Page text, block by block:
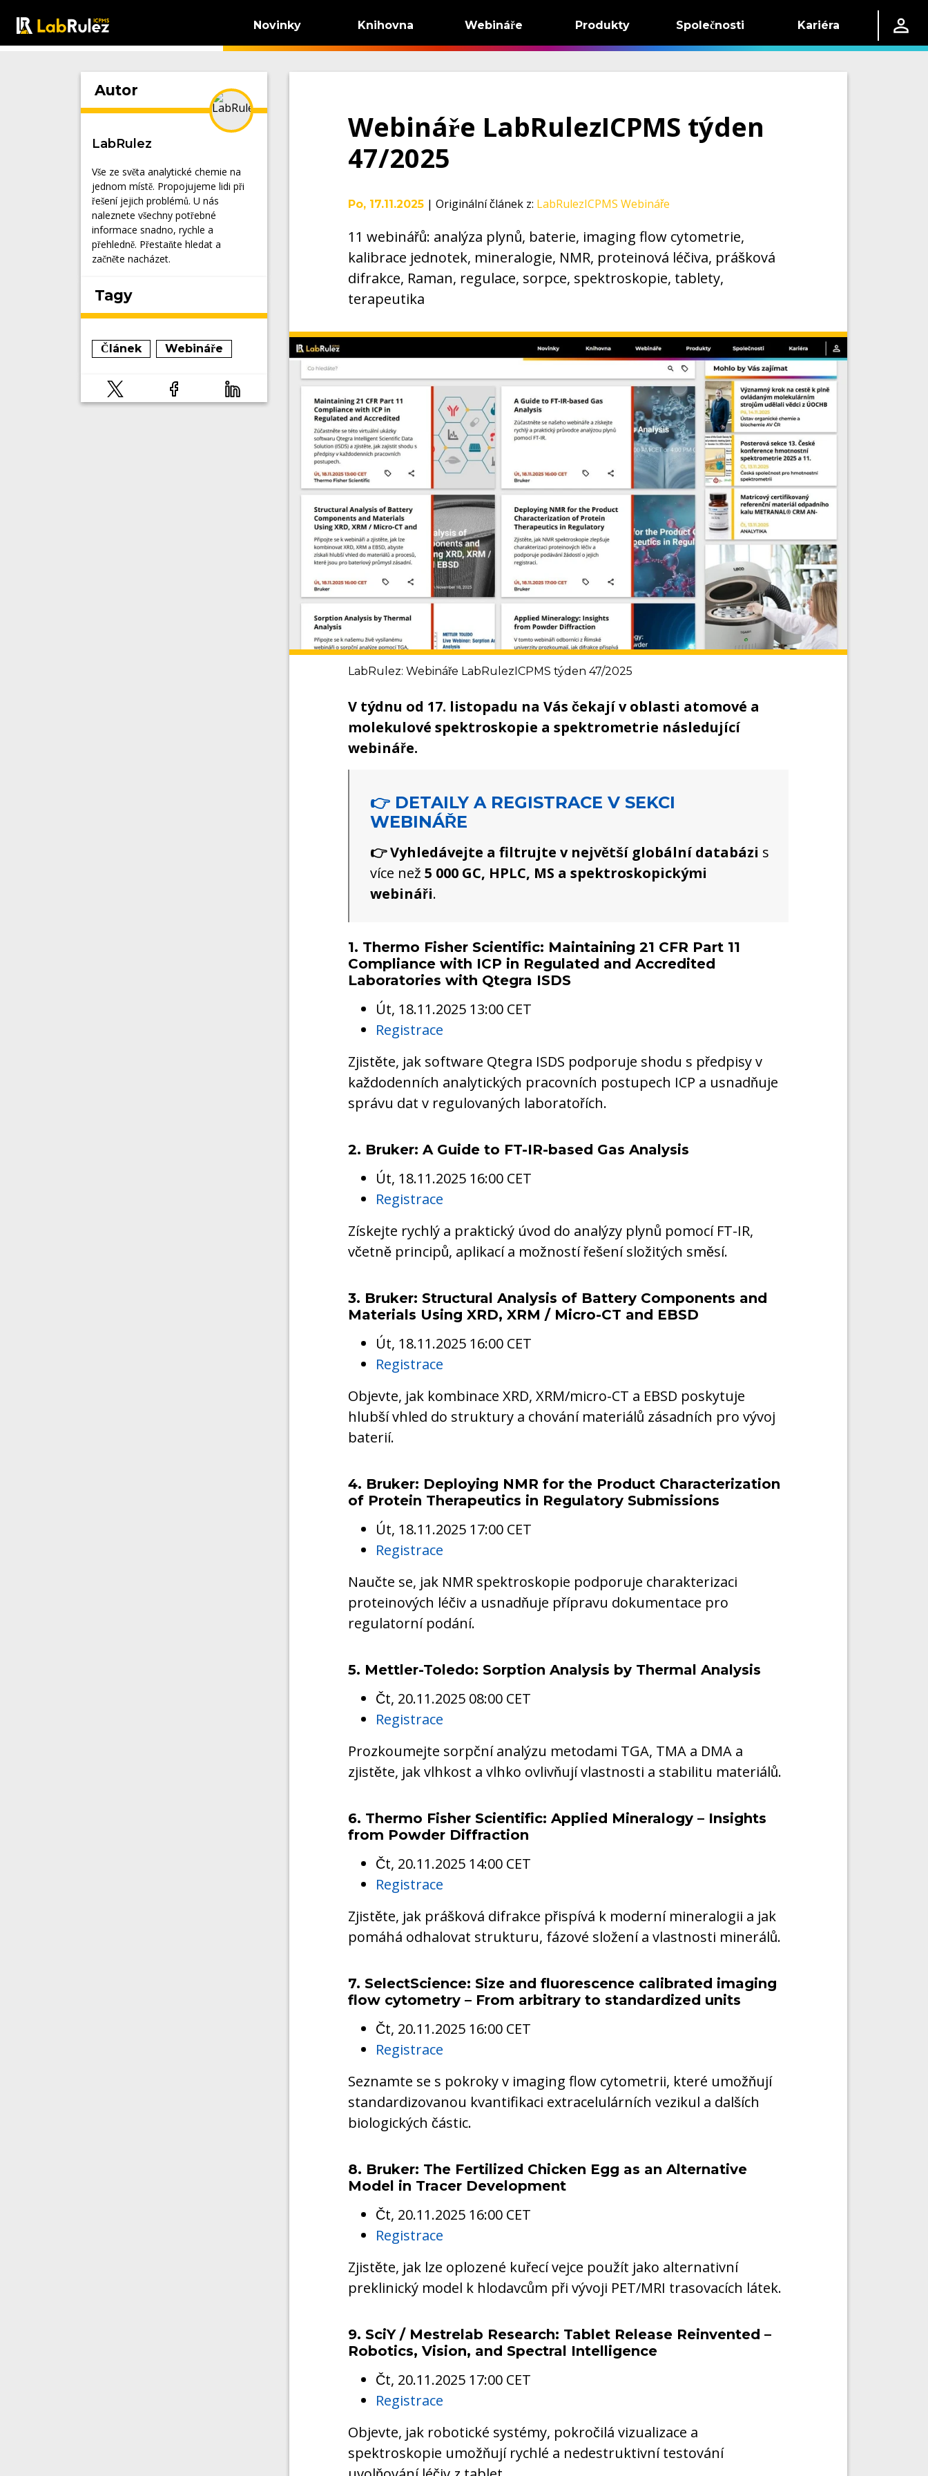
Novinky Knihovna Webináře Produkty Společnosti Kariéra
Autor
LabRulez
Vše ze světa analytické chemie na
jednom místě. Propojujeme lidi při
řešení jejich problémů. U nás
naleznete všechny potřebné
informace snadno, rychle a
přehledně. Přestaňte hledat a
začněte nacházet.
Tagy
Článek Webináře
Webináře LabRulezICPMS týden
47/2025
Po, 17.11.2025 | Originální článek z: LabRulezICPMS Webináře
11 webinářů: analýza plynů, baterie, imaging flow cytometrie,
kalibrace jednotek, mineralogie, NMR, proteinová léčiva, prášková
difrakce, Raman, regulace, sorpce, spektroskopie, tablety,
terapeutika
LabRulez: Webináře LabRulezICPMS týden 47/2025
V týdnu od 17. listopadu na Vás čekají v oblasti atomové a
molekulové spektroskopie a spektrometrie následující
webináře.
👉 DETAILY A REGISTRACE V SEKCI
WEBINÁŘE
👉 Vyhledávejte a filtrujte v největší globální databázi s
více než 5 000 GC, HPLC, MS a spektroskopickými
webináři.
1. Thermo Fisher Scientific: Maintaining 21 CFR Part 11
Compliance with ICP in Regulated and Accredited
Laboratories with Qtegra ISDS
Út, 18.11.2025 13:00 CET
Registrace
Zjistěte, jak software Qtegra ISDS podporuje shodu s předpisy v
každodenních analytických pracovních postupech ICP a usnadňuje
správu dat v regulovaných laboratořích.
2. Bruker: A Guide to FT-IR-based Gas Analysis
Út, 18.11.2025 16:00 CET
Registrace
Získejte rychlý a praktický úvod do analýzy plynů pomocí FT-IR,
včetně principů, aplikací a možností řešení složitých směsí.
3. Bruker: Structural Analysis of Battery Components and
Materials Using XRD, XRM / Micro-CT and EBSD
Út, 18.11.2025 16:00 CET
Registrace
Objevte, jak kombinace XRD, XRM/micro-CT a EBSD poskytuje
hlubší vhled do struktury a chování materiálů zásadních pro vývoj
baterií.
4. Bruker: Deploying NMR for the Product Characterization
of Protein Therapeutics in Regulatory Submissions
Út, 18.11.2025 17:00 CET
Registrace
Naučte se, jak NMR spektroskopie podporuje charakterizaci
proteinových léčiv a usnadňuje přípravu dokumentace pro
regulatorní podání.
5. Mettler-Toledo: Sorption Analysis by Thermal Analysis
Čt, 20.11.2025 08:00 CET
Registrace
Prozkoumejte sorpční analýzu metodami TGA, TMA a DMA a
zjistěte, jak vlhkost a vlhko ovlivňují vlastnosti a stabilitu materiálů.
6. Thermo Fisher Scientific: Applied Mineralogy – Insights
from Powder Diffraction
Čt, 20.11.2025 14:00 CET
Registrace
Zjistěte, jak prášková difrakce přispívá k moderní mineralogii a jak
pomáhá odhalovat strukturu, fázové složení a vlastnosti minerálů.
7. SelectScience: Size and fluorescence calibrated imaging
flow cytometry – From arbitrary to standardized units
Čt, 20.11.2025 16:00 CET
Registrace
Seznamte se s pokroky v imaging flow cytometrii, které umožňují
standardizovanou kvantifikaci extracelulárních vezikul a dalších
biologických částic.
8. Bruker: The Fertilized Chicken Egg as an Alternative
Model in Tracer Development
Čt, 20.11.2025 16:00 CET
Registrace
Zjistěte, jak lze oplozené kuřecí vejce použít jako alternativní
preklinický model k hlodavcům při vývoji PET/MRI trasovacích látek.
9. SciY / Mestrelab Research: Tablet Release Reinvented –
Robotics, Vision, and Spectral Intelligence
Čt, 20.11.2025 17:00 CET
Registrace
Objevte, jak robotické systémy, pokročilá vizualizace a
spektroskopie umožňují rychlé a nedestruktivní testování